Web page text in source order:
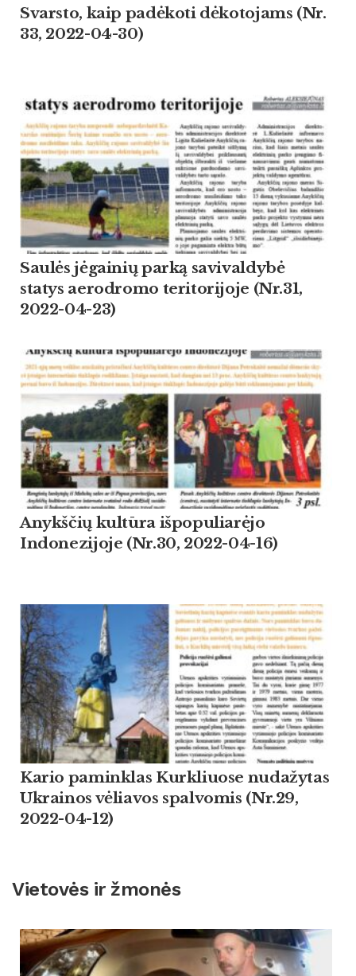
Svarsto, kaip padėkoti dėkotojams (Nr.
33, 2022-04-30)
Saulės jėgainių parką savivaldybė
statys aerodromo teritorijoje (Nr.31,
2022-04-23)
Anykščių kultūra išpopuliarėjo
Indonezijoje (Nr.30, 2022-04-16)
Kario paminklas Kurkliuose nudažytas
Ukrainos vėliavos spalvomis (Nr.29,
2022-04-12)
Vietovės ir žmonės